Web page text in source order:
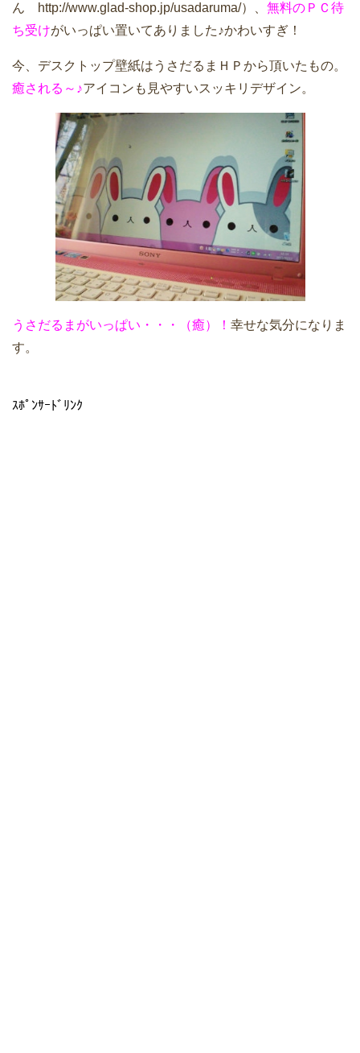
ん http://www.glad-shop.jp/usadaruma/）、 無料のＰＣ待
ち受けがいっぱい置いてありました♪かわいすぎ！
今、デスクトップ壁紙はうさだるまＨＰから頂いたもの。
癒される～♪アイコンも見やすいスッキリデザイン。
うさだるまがいっぱい・・・（癒）！ 幸せな気分になりま
す。
ｽﾎﾟﾝｻｰﾄﾞﾘﾝｸ